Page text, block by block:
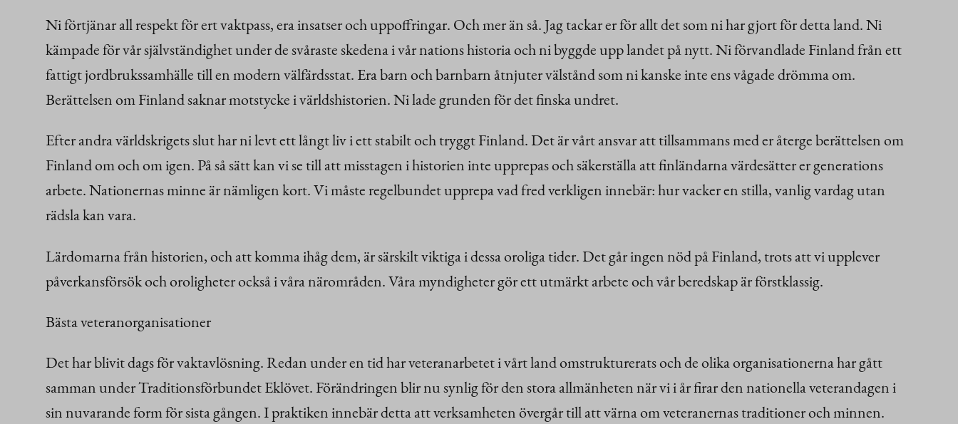
Ni förtjänar all respekt för ert vaktpass, era insatser och uppoffringar. Och mer än så. Jag tackar er för allt det som ni har gjort för detta land. Ni
kämpade för vår självständighet under de svåraste skedena i vår nations historia och ni byggde upp landet på nytt. Ni förvandlade Finland från ett
fattigt jordbrukssamhälle till en modern välfärdsstat. Era barn och barnbarn åtnjuter välstånd som ni kanske inte ens vågade drömma om.
Berättelsen om Finland saknar motstycke i världshistorien. Ni lade grunden för det finska undret.
Efter andra världskrigets slut har ni levt ett långt liv i ett stabilt och tryggt Finland. Det är vårt ansvar att tillsammans med er återge berättelsen om
Finland om och om igen. På så sätt kan vi se till att misstagen i historien inte upprepas och säkerställa att finländarna värdesätter er generations
arbete. Nationernas minne är nämligen kort. Vi måste regelbundet upprepa vad fred verkligen innebär: hur vacker en stilla, vanlig vardag utan
rädsla kan vara.
Lärdomarna från historien, och att komma ihåg dem, är särskilt viktiga i dessa oroliga tider. Det går ingen nöd på Finland, trots att vi upplever
påverkansförsök och oroligheter också i våra närområden. Våra myndigheter gör ett utmärkt arbete och vår beredskap är förstklassig.
Bästa veteranorganisationer
Det har blivit dags för vaktavlösning. Redan under en tid har veteranarbetet i vårt land omstrukturerats och de olika organisationerna har gått
samman under Traditionsförbundet Eklövet. Förändringen blir nu synlig för den stora allmänheten när vi i år firar den nationella veterandagen i
sin nuvarande form för sista gången. I praktiken innebär detta att verksamheten övergår till att värna om veteranernas traditioner och minnen.